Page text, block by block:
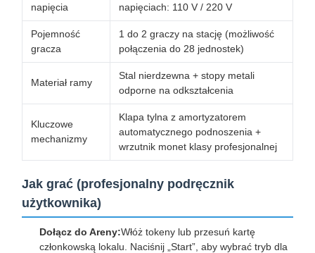
napięcia
napięciach: 110 V / 220 V
Pojemność
gracza
1 do 2 graczy na stację (możliwość
połączenia do 28 jednostek)
Materiał ramy
Stal nierdzewna + stopy metali
odporne na odkształcenia
Kluczowe
mechanizmy
Klapa tylna z amortyzatorem
automatycznego podnoszenia +
wrzutnik monet klasy profesjonalnej
Jak grać (profesjonalny podręcznik
użytkownika)
Dołącz do Areny:Włóż tokeny lub przesuń kartę
członkowską lokalu. Naciśnij „Start”, aby wybrać tryb dla